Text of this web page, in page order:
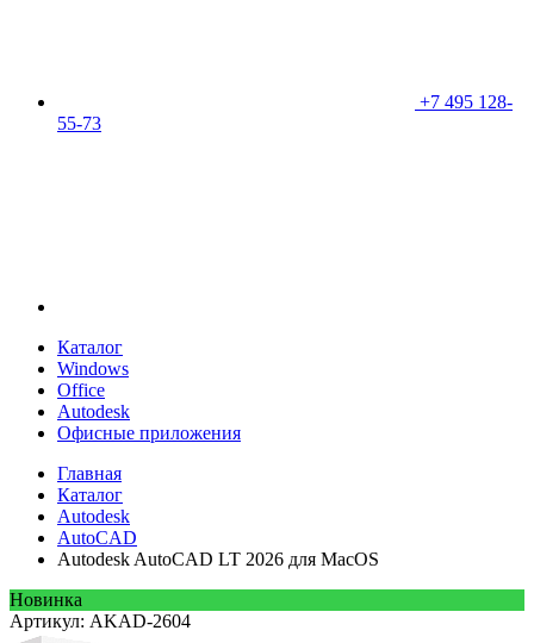
+7 495 128-
55-73
Каталог
Windows
Office
Autodesk
Офисные приложения
Главная
Каталог
Autodesk
AutoCAD
Autodesk AutoCAD LT 2026 для MacOS
Новинка
Артикул: AKAD-2604